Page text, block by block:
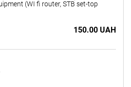
(WI fi router, STB set-top
150.00 UAH